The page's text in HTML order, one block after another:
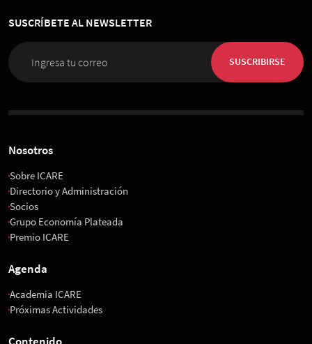
SUSCRÍBETE AL NEWSLETTER
SUSCRIBIRSE
Nosotros
Sobre ICARE
Directorio y Administración
Socios
Grupo Economía Plateada
Premio ICARE
Agenda
Academia ICARE
Próximas Actividades